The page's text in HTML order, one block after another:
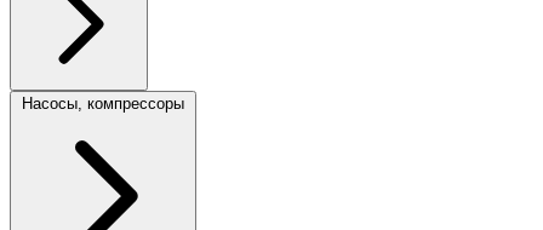
Насосы, компрессоры